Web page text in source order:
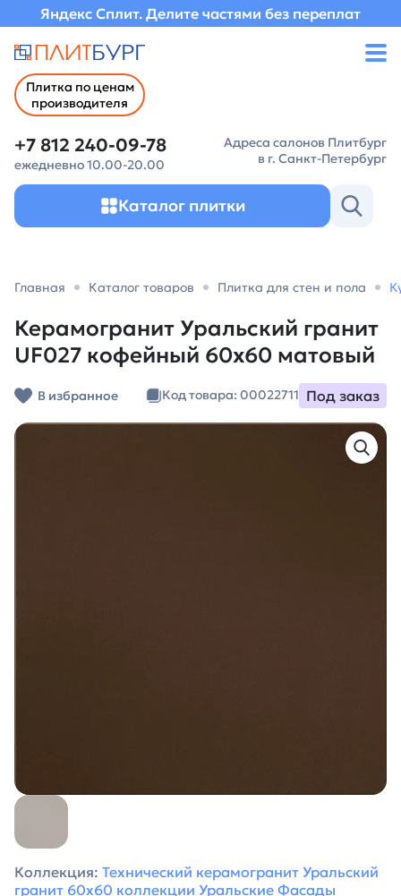
Яндекс Сплит. Делите частями без переплат
Плитка по ценам
производителя
+7 812 240-09-78
ежедневно 10.00-20.00
Адреса салонов Плитбург
в г. Санкт-Петербург
Каталог плитки
Главная Каталог товаров Плитка для стен и пола
Керамогранит Уральский гранит
UF027 кофейный 60х60 матовый
В избранное Код товара: 00022711 Под заказ
Коллекция: Технический керамогранит Уральский
гранит 60х60 коллекции Уральские Фасады